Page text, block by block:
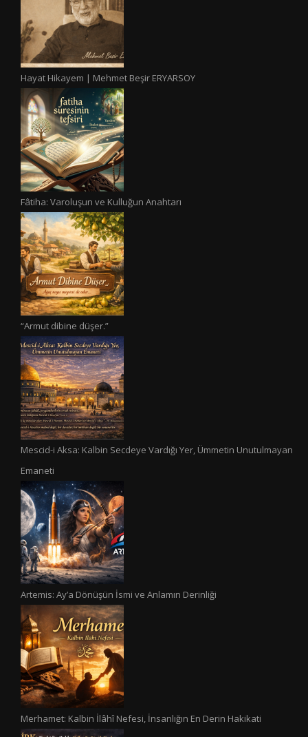
Hayat Hikayem | Mehmet Beşir ERYARSOY
Fâtiha: Varoluşun ve Kulluğun Anahtarı
“Armut dibine düşer.”
Mescid-i Aksa: Kalbin Secdeye Vardığı Yer, Ümmetin Unutulmayan
Emaneti
Artemis: Ay’a Dönüşün İsmi ve Anlamın Derinliği
Merhamet: Kalbin İlâhî Nefesi, İnsanlığın En Derin Hakikati